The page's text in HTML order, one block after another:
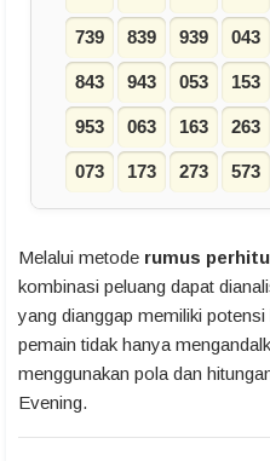
739 839 939 043
843 943 053 153
953 063 163 263
073 173 273 573
Melalui metode rumus
kombinasi peluang dapat
yang dianggap memiliki
pemain tidak hanya
menggunakan pola dan
Evening.